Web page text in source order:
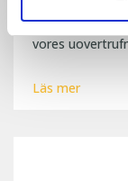
Vi er stolte
vores
Läs mer